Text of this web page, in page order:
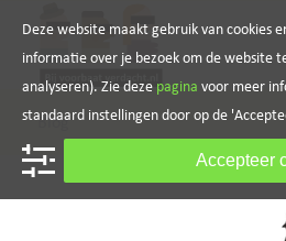
Blog
Deze website maakt gebruik van cookies
informatie over je bezoek om de website
analyseren). Zie deze pagina voor meer
standaard instellingen door op de
Accepteer